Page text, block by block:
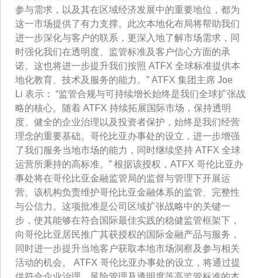
参与需求，以及其在区域经济发展中的重要地位，都为
这一市场提供了有力支撑。此次本地化布局将帮助我们
进一步深化与客户的联系，更深入地了解市场需求，同
时强化我们在透明度、监管标准及客户信心方面的承
诺。这也将进一步提升我们按照 ATFX 全球标准提供本
地化教育、技术及服务的能力。” ATFX 集团主席 Joe
Li 表示： “监管合规与可持续增长始终是我们全球扩张战
略的核心。随着 ATFX 持续拓展国际市场，保持透明
度、健全的企业治理以及投资者保护，始终是我们经营
理念的重要基础。哥伦比亚办事处的设立，进一步增强
了我们服务当地市场的能力，同时继续坚持 ATFX 全球
运营所秉持的高标准。” 根据该授权，ATFX 哥伦比亚办
事处将在哥伦比亚金融监管局的监督与管理下开展运
营。该机构负责维护哥伦比亚金融体系的监管、完整性
与公信力。这项批准是公司区域扩张战略中的关键一
步，使其能够在符合国际最佳实践的稳健监管框架下，
向哥伦比亚居民推广其获授权的国际金融产品与服务，
同时进一步提升当地客户获取本地市场洞察及参与相关
活动的机会。 ATFX 哥伦比亚办事处的设立，将通过提